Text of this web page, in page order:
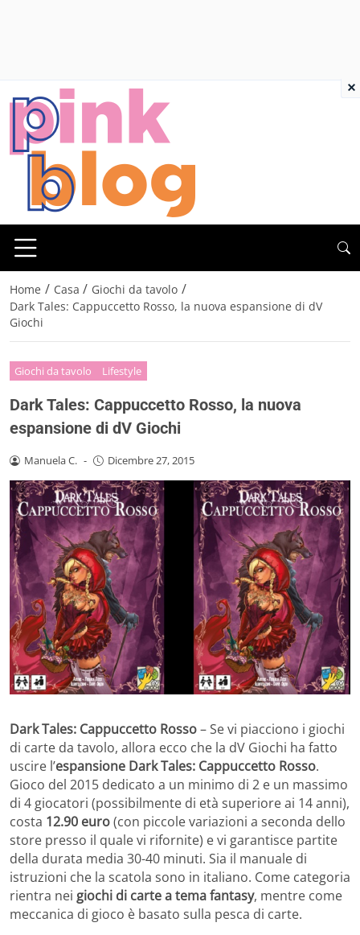
Home / Casa / Giochi da tavolo /
Dark Tales: Cappuccetto Rosso, la nuova espansione di dV
Giochi
Giochi da tavolo Lifestyle
Dark Tales: Cappuccetto Rosso, la nuova
espansione di dV Giochi
Manuela C. - Dicembre 27, 2015
Dark Tales: Cappuccetto Rosso– Se vi piacciono i giochi
di carte da tavolo, allora ecco che la dV Giochi ha fatto
uscire l’espansione Dark Tales: Cappuccetto Rosso.
Gioco del 2015 dedicato a un minimo di 2 e un massimo
di 4 giocatori (possibilmente di età superiore ai 14 anni),
costa 12.90 euro(con piccole variazioni a seconda dello
store presso il quale vi rifornite) e vi garantisce partite
della durata media 30-40 minuti. Sia il manuale di
istruzioni che la scatola sono in italiano. Come categoria
rientra nei giochi di carte a tema fantasy, mentre come
meccanica di gioco è basato sulla pesca di carte.
×